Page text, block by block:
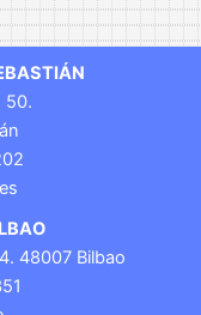
50.
48007 Bilbao